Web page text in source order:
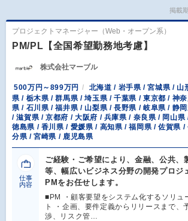
掲載
プロジェクトマネージャー（Web・オープン系）
PM/PL【全国希望勤務地考慮】
株式会社マーブル
500万円～899万円
北海道 / 岩手県 / 宮城県 / 山
県 / 栃木県 / 群馬県 / 埼玉県 / 千葉県 / 東京都 / 神
県 / 石川県 / 福井県 / 山梨県 / 長野県 / 岐阜県 / 静
/ 滋賀県 / 京都府 / 大阪府 / 兵庫県 / 奈良県 / 岡山
徳島県 / 香川県 / 愛媛県 / 高知県 / 福岡県 / 佐賀県 /
分県 / 宮崎県 / 鹿児島県
仕事
内容
ご経験・ご希望により、金融、公共、
等、幅広いビジネス分野の開発プロジ
PMをお任せします。
■PM ・顧客要望をシステム化するソリュ
ト ・企画、要件定義からリリースまで、
渉、リスク管…